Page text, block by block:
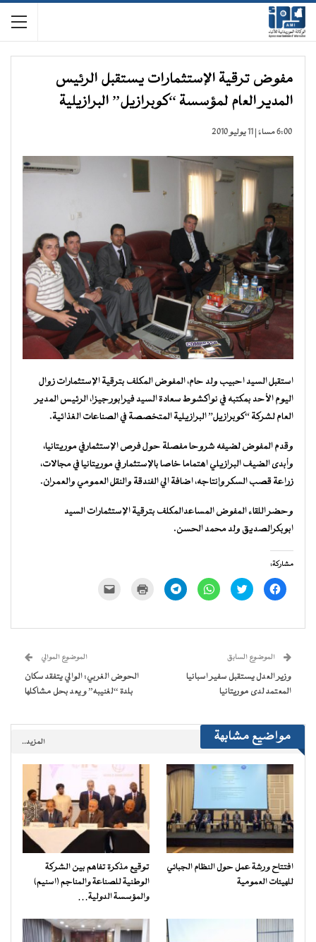
مفوض ترقية الإستثمارات يستقبل الرئيس
المدير العام لمؤسسة “كوبرازيل” البرازيلية
6:00 مساءً | 11 يوليو 2010
استقبل السيد احبيب ولد حام، المفوض المكلف بترقية الإستثمارات زوال
اليوم الأحد بمكتبه في نواكشوط سعادة السيد فيرابورجيزا، الرئيس المدير
العام لشركة “كوبرازيل” البرازيلية المتخصصة في الصناعات الغذائية.
وقدم المفوض لضيفه شروحا مفصلة حول فرص الإستثمارفي موريتانيا،
وأبدى الضيف البرازيلي اهتماما خاصا بالإستثمار في موريتانيا في مجالات،
زراعة قصب السكر وإنتاجه، اضافة الي الفندقة والنقل العمومي والعمران.
وحضر اللقاء المفوض المساعدالمكلف بترقية الإستثمارات السيد
ابوبكرالصديق ولد محمد الحسن.
مشاركة:
انقر
للمشاركة
في
اضغط
للمشاركة
في
انقر
للمشاركة
في
انقر
للمشاركة
في
للطباعة
جديدة) الإلكتروني
نافذة
جديدة)
الموضوع السابق
وزير العدل يستقبل سفير اسبانيا
المعتمد لدى موريتانيا
الموضوع الموالي
الحوض الغربي: الوالي يتفقد سكان
بلدة “لغنيبه” و يعد بحل مشاكلها
مواضيع مشابهة المزيد..
افتتاح ورشة عمل حول النظام الجبائي
للهيئات العمومية
توقيع مذكرة تفاهم بين الشركة
الوطنية للصناعة والمناجم (اسنيم)
والمؤسسة الدولية…